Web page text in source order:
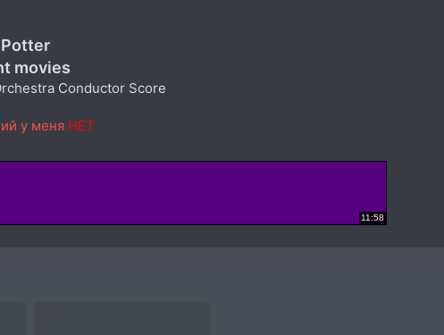
movies
Conductor Score
у меня НЕТ